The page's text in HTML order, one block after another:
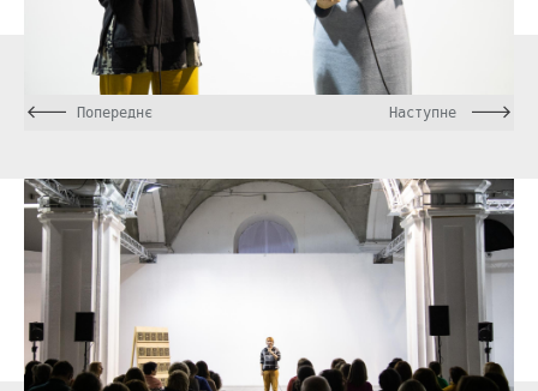
Наступне
Попереднє